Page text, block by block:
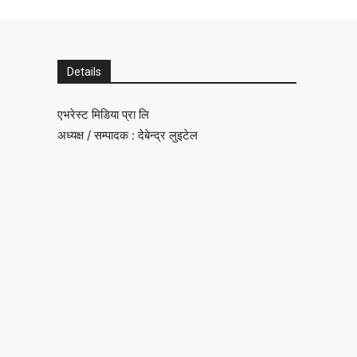
Details
एभरेस्ट मिडिया प्रा लि
अध्यक्ष / सम्पादक : देबेन्द्र लुइटेल